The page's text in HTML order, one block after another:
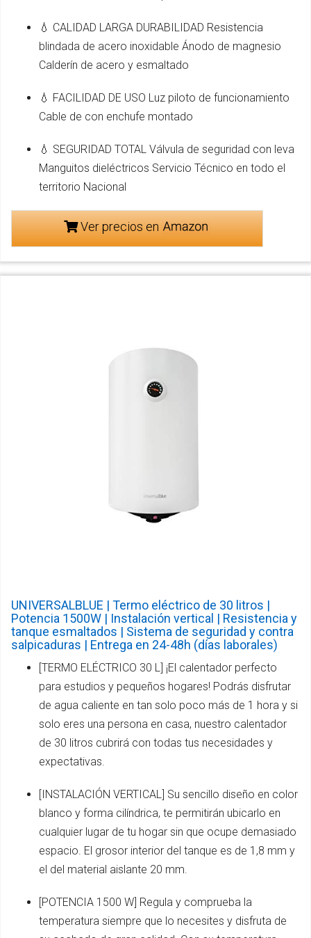
💧 CALIDAD LARGA DURABILIDAD Resistencia
blindada de acero inoxidable Ánodo de magnesio
Calderín de acero y esmaltado
💧 FACILIDAD DE USO Luz piloto de funcionamiento
Cable de con enchufe montado
💧 SEGURIDAD TOTAL Válvula de seguridad con leva
Manguitos dieléctricos Servicio Técnico en todo el
territorio Nacional
Ver precios en
UNIVERSALBLUE | Termo eléctrico de 30 litros |
Potencia 1500W | Instalación vertical | Resistencia y
tanque esmaltados | Sistema de seguridad y contra
salpicaduras | Entrega en 24-48h (días laborales)
[TERMO ELÉCTRICO 30 L] ¡El calentador perfecto
para estudios y pequeños hogares! Podrás disfrutar
de agua caliente en tan solo poco más de 1 hora y si
solo eres una persona en casa, nuestro calentador
de 30 litros cubrirá con todas tus necesidades y
expectativas.
[INSTALACIÓN VERTICAL] Su sencillo diseño en color
blanco y forma cilíndrica, te permitirán ubicarlo en
cualquier lugar de tu hogar sin que ocupe demasiado
espacio. El grosor interior del tanque es de 1,8 mm y
el del material aislante 20 mm.
[POTENCIA 1500 W] Regula y comprueba la
temperatura siempre que lo necesites y disfruta de